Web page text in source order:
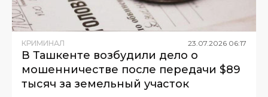
КРИМИНАЛ 23 07 2026 06:17
В Ташкенте возбудили дело о
мошенничестве после передачи $89
тысяч за земельный участок